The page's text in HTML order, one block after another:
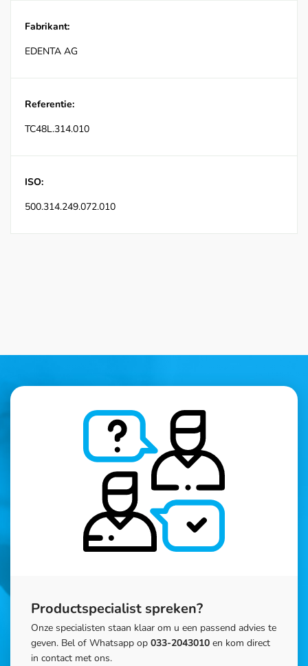
Fabrikant:
EDENTA AG
Referentie:
TC48L.314.010
ISO:
500.314.249.072.010
Productspecialist spreken?
Onze specialisten staan klaar om u een passend advies te
geven. Bel of Whatsapp op 033-2043010 en kom direct
in contact met ons.